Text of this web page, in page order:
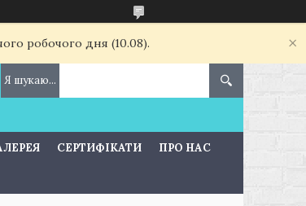
робочого дня (10.08).
СЕРТИФІКАТИ ПРО НАС